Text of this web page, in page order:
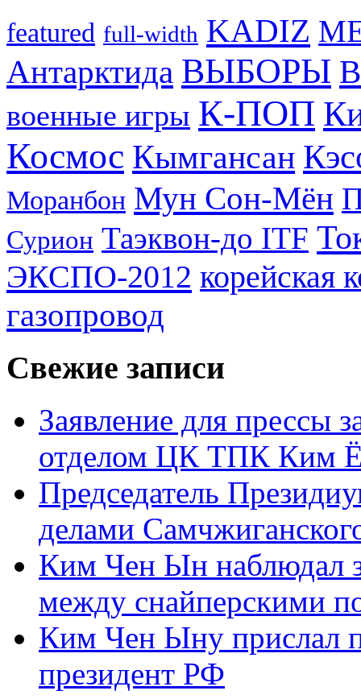
featured full-width KADIZ
Антарктида ВЫБОРЫ
военные игры К-ПОП
Космос Кымгансан
Моранбон Мун Сон-Мён
Сурион Таэквон-до ITF
ЭКСПО-2012 корейская
газопровод
Свежие записи
Заявление для прессы
отделом ЦК ТПК Ким
Председатель
делами
Ким Чен Ын наблюдал
между снайперскими
Ким Чен Ыну прислал
президент РФ